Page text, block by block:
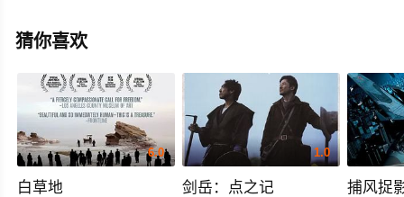
猜你喜欢
6.0
白草地
1.0
剑岳：点之记 捕风捉